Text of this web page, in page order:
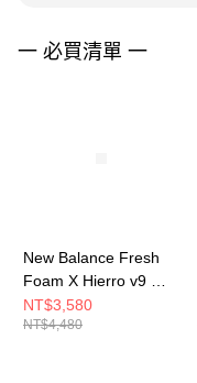
請求用戶進行身份認證。
５．嚴禁一人註冊多個帳號
一 必買清單 一
New Balance Fresh
Foam X Hierro v9 女
跑步鞋 WTHIGLB9-D
NT$3,580
NT$4,480